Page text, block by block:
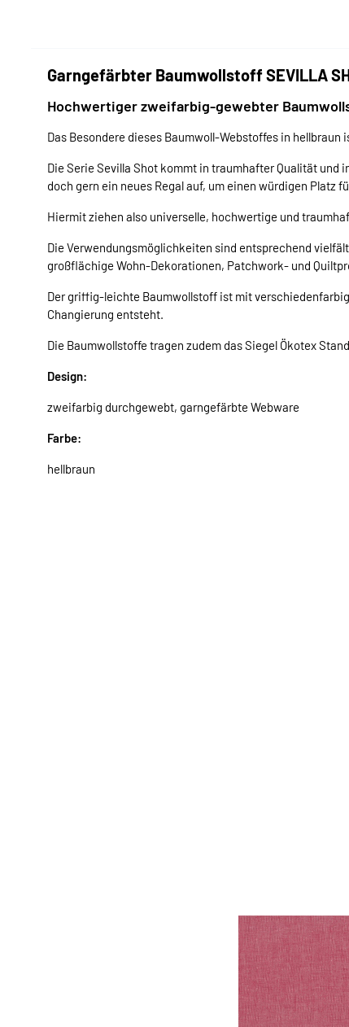
Garngefärbter Baumwollstoff SEVILLA
Hochwertiger zweifarbig-gewebter
Das Besondere dieses Baumwoll-Webstoffes in
Die Serie Sevilla Shot kommt in traumhafter Qualität und
doch gern ein neues Regal auf, um einen würdigen Platz
Hiermit ziehen also universelle, hochwertige und
Die Verwendungsmöglichkeiten sind entsprechend
großflächige Wohn-Dekorationen, Patchwork- und
Der griffig-leichte Baumwollstoff ist mit
Changierung entsteht.
Die Baumwollstoffe tragen zudem das Siegel Ökotex
Design:
zweifarbig durchgewebt, garngefärbte Webware
Farbe:
hellbraun